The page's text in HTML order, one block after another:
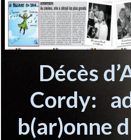
Décès
Cordy:
b(ar)onne